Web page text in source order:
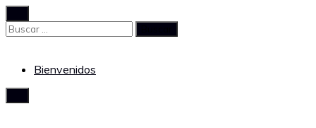
al
contenido
Buscar:
Bienvenidos